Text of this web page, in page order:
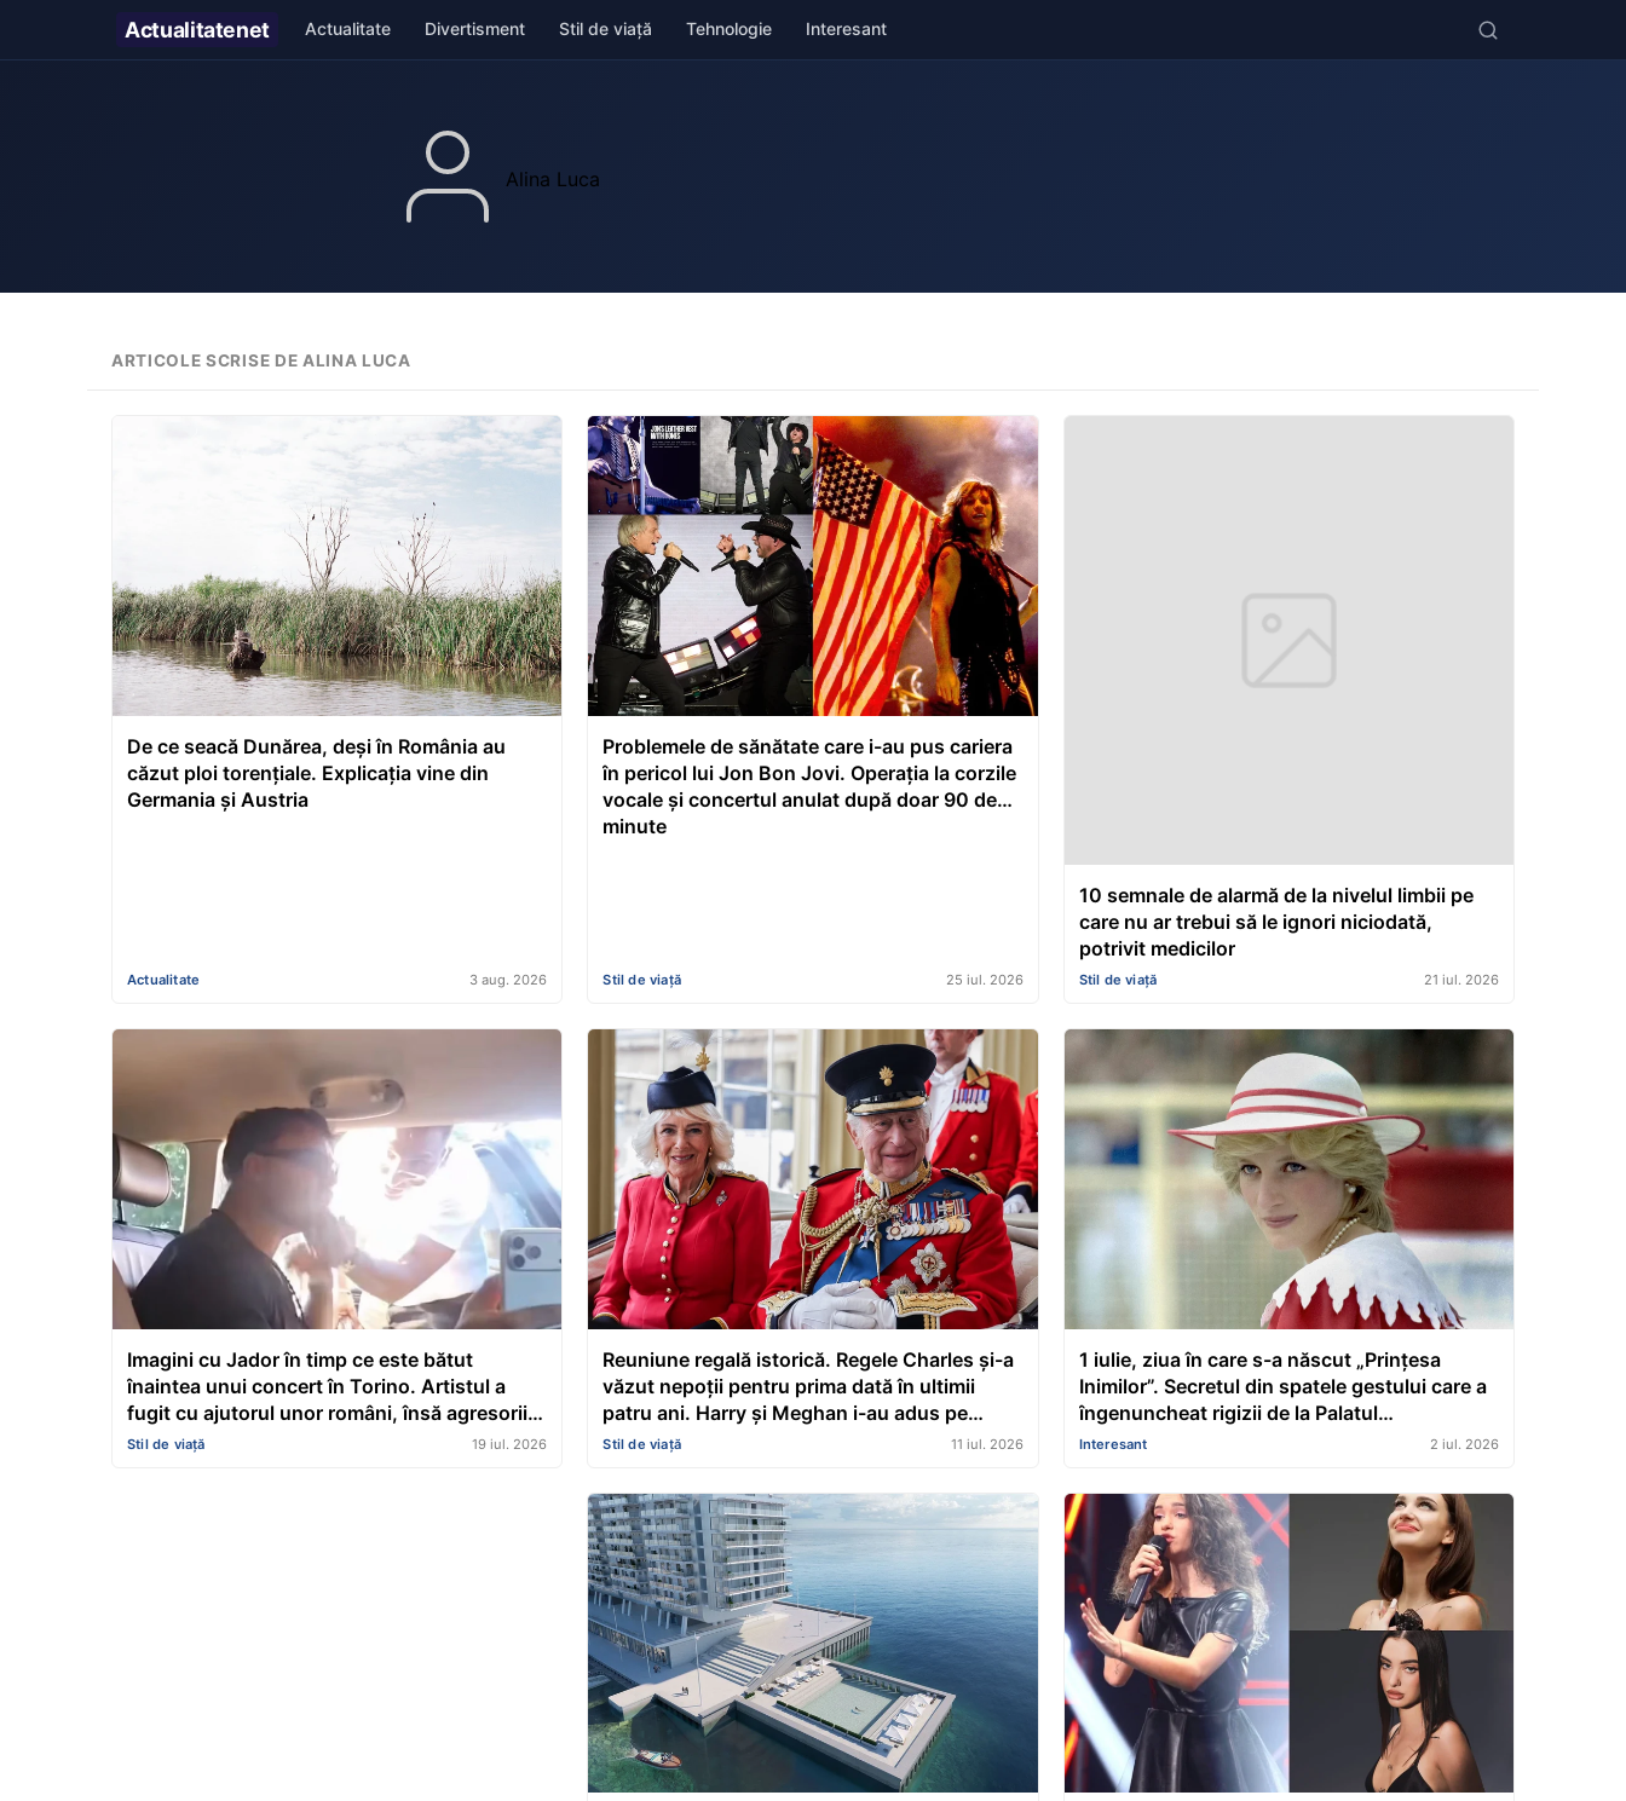
Actualitatenet Actualitate Divertisment Stil de viață Tehnologie Interesant
Alina Luca
ARTICOLE SCRISE DE ALINA LUCA
De ce seacă Dunărea, deși în România au
căzut ploi torențiale. Explicația vine din
Germania și Austria
Actualitate 3 aug. 2026
Problemele de sănătate care i-au pus cariera
în pericol lui Jon Bon Jovi. Operația la corzile
vocale și concertul anulat după doar 90 de
minute
Stil de viață 25 iul. 2026
10 semnale de alarmă de la nivelul limbii pe
care nu ar trebui să le ignori niciodată,
potrivit medicilor
Stil de viață 21 iul. 2026
Imagini cu Jador în timp ce este bătut
înaintea unui concert în Torino. Artistul a
fugit cu ajutorul unor români, însă agresorii
au lovit inclusiv mașina în care se afla un
Stil de viață 19 iul. 2026
Reuniune regală istorică. Regele Charles și-a
văzut nepoții pentru prima dată în ultimii
patru ani. Harry și Meghan i-au adus pe
Archie și Lilibet la Highgrove în secret
Stil de viață 11 iul. 2026
1 iulie, ziua în care s-a născut „Prințesa
Inimilor”. Secretul din spatele gestului care a
îngenuncheat rigizii de la Palatul
Buckingham. Detaliul neștiut despre ziua ei
Interesant 2 iul. 2026